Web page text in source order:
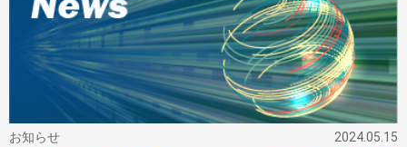
お知らせ 2024.05.15